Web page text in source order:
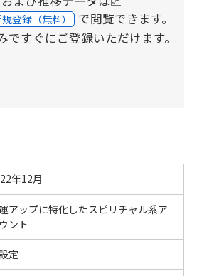
登録（無料） で閲覧できます。
ですぐにご登録いただけます。
年12月
アップに特化したスピリチャル系ア
ント
定